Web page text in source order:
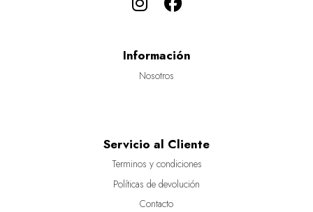
Información
Nosotros
Servicio al Cliente
Terminos y condiciones
Políticas de devolución
Contacto